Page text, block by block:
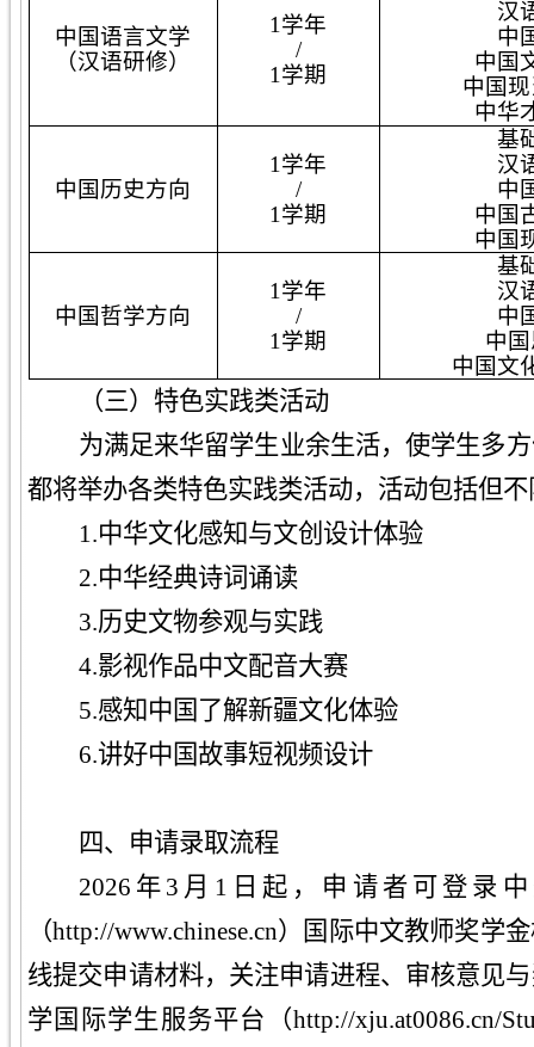
中国语言文学
（汉语研修）
1学年
/
1学期
汉
中
中国
中国
中华
中国历史方向
1学年
/
1学期
基
汉
中
中国
中国
中国哲学方向
1学年
/
1学期
基
汉
中
中
中国文
（三）特色实践类活动
为满足来华留学生业余生活，使学生多
都将举办各类特色实践类活动，活动包括但
1.中华文化感知与文创设计体验
2.中华经典诗词诵读
3.历史文物参观与实践
4.影视作品中文配音大赛
5.感知中国了解新疆文化体验
6.讲好中国故事短视频设计
四、申请录取流程
2026 年 3 月1日起，申请者可登录
（http://www.chinese.cn）国际中文教师奖学
线提交申请材料，关注申请进程、审核意见
学国际学生服务平台（http://xju.at0086.cn/